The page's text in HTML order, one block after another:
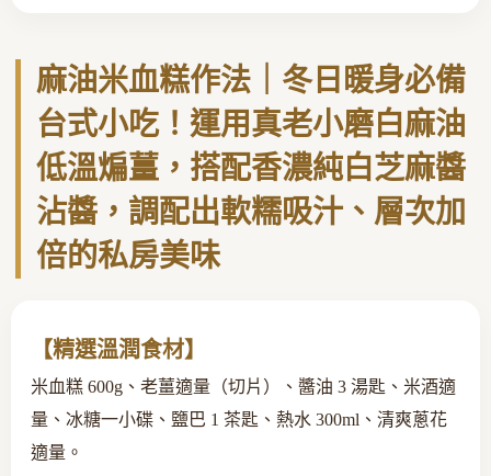
麻油米血糕作法｜冬日暖身必備
台式小吃！運用真老小磨白麻油
低溫煸薑，搭配香濃純白芝麻醬
沾醬，調配出軟糯吸汁、層次加
倍的私房美味
【精選溫潤食材】
米血糕 600g、老薑適量（切片）、醬油 3 湯匙、米酒適
量、冰糖一小碟、鹽巴 1 茶匙、熱水 300ml、清爽蔥花
適量。